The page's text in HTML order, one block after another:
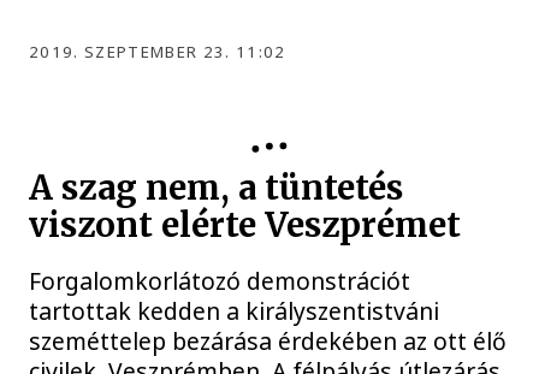
2019. SZEPTEMBER 23. 11:02
A szag nem, a tüntetés
viszont elérte Veszprémet
Forgalomkorlátozó demonstrációt
tartottak kedden a királyszentistváni
szeméttelep bezárása érdekében az ott élő